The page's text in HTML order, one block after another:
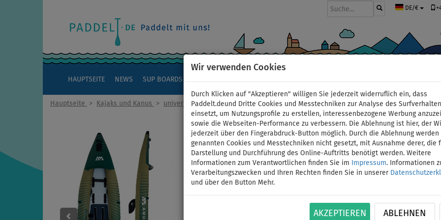
Wir verwenden Cookies
Durch Klicken auf "Akzeptieren" willigen Sie jederzeit widerruflich ein, dass
Paddelt.deund Dritte Cookies und Messtechniken zur Analyse des
einsetzt, um Nutzungsprofile zu erstellen, interessenbezogene Werbung
sowie die Webseiten-Performance zu verbessern. Die Ablehnung ist hier, der
jederzeit über den Fingerabdruck-Button möglich. Durch die Ablehnung werden
genannten Cookies und Messtechniken nicht gesetzt, mit Ausnahme derer, die
Darstellung und Durchführung des Online-Auftritts benötigt werden. Weitere
Informationen zum Verantwortlichen finden Sie im
Impressum. Informationen
Verarbeitungszwecken und Ihren Rechten finden Sie in unserer
und über den Button Mehr.
AKZEPTIEREN ABLEHNEN
DE/€
HAUPTSEITE NEWS SUP BOARDS
Hauptseite > Kajaks und Kanus > universelle Kombikajaks
Kajak AQUA MARINA
aufblasbares Kajak -
Grundausstattung
VERSAND